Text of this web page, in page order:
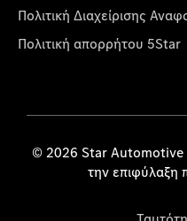
Πολιτική Διαχείρισης
Πολιτική απορρήτου 5Star
© 2026 Star
την επιφύλαξη